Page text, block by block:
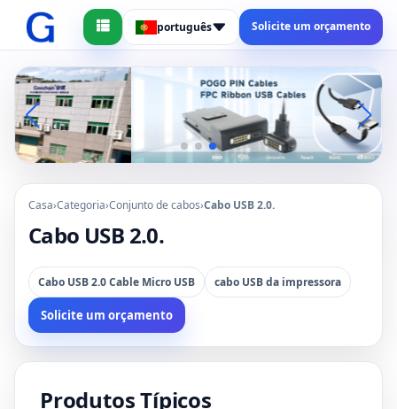
português Solicite um orçamento
Casa›Categoria›Conjunto de cabos›Cabo USB 2.0.
Cabo USB 2.0.
Cabo USB 2.0 Cable Micro USB cabo USB da impressora
Solicite um orçamento
Produtos Típicos